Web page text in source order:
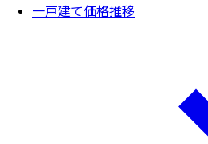
一戸建て価格推移